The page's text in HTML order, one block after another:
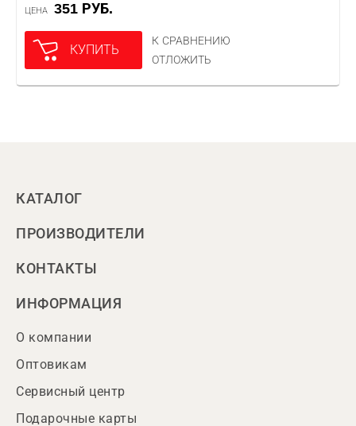
ЦЕНА 351 РУБ.
КУПИТЬ
К СРАВНЕНИЮ
ОТЛОЖИТЬ
КАТАЛОГ
ПРОИЗВОДИТЕЛИ
КОНТАКТЫ
ИНФОРМАЦИЯ
О компании
Оптовикам
Сервисный центр
Подарочные карты